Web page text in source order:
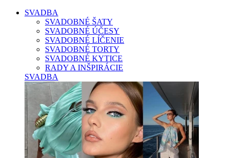
SVADBA
SVADOBNÉ ŠATY
SVADOBNÉ ÚČESY
SVADOBNÉ LÍČENIE
SVADOBNÉ TORTY
SVADOBNÉ KYTICE
RADY A INŠPIRÁCIE
SVADBA